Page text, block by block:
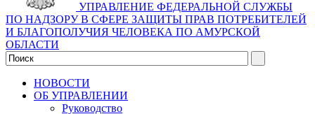
УПРАВЛЕНИЕ ФЕДЕРАЛЬНОЙ СЛУЖБЫ
ПО НАДЗОРУ В СФЕРЕ ЗАЩИТЫ ПРАВ ПОТРЕБИТЕЛЕЙ
И БЛАГОПОЛУЧИЯ ЧЕЛОВЕКА ПО АМУРСКОЙ
ОБЛАСТИ
НОВОСТИ
ОБ УПРАВЛЕНИИ
Руководство